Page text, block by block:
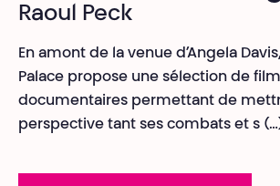
Raoul Peck
En amont de la venue d’Angela
Palace propose une sélection de
documentaires permettant de
perspective tant ses combats et s